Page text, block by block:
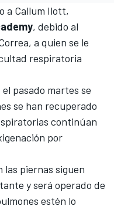
a Callum Ilott,
, debido al
a quien se le
respiratoria
pasado martes se
se han recuperado
continúan
por
las piernas siguen
y será operado de
estén lo